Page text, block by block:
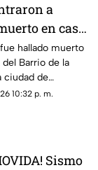
a
en casa
de la Huaca,
hallado muerto
del Barrio de la
ciudad de
lo que la zona
10:32 p. m.
Sismo